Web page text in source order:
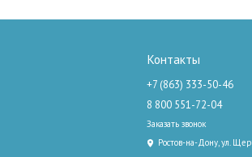
Контакты
+7 (863) 333-50-46
8 800 551-72-04
Заказать звонок
Ростов-на-Дону, ул.